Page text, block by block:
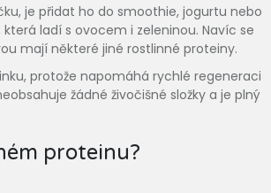
je přidat ho do smoothie, jogurtu nebo
ladí s ovocem i zeleninou. Navíc se
mají některé jiné rostlinné proteiny.
protože napomáhá rychlé regeneraci
žádné živočišné složky a je plný
proteinu?